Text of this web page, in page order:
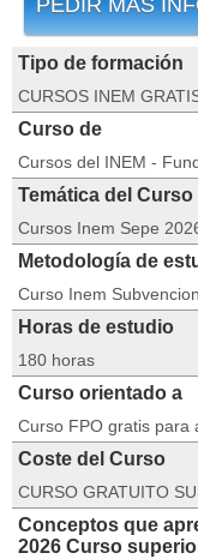
PEDIR MÁS
Tipo de formación
CURSOS INEM
Curso de
Cursos del INEM -
Temática del Curso
Cursos Inem Sepe
Metodología de
Curso Inem
Horas de estudio
180 horas
Curso orientado a
Curso FPO gratis para
Coste del Curso
CURSO GRATUITO
Conceptos que
2026 Curso